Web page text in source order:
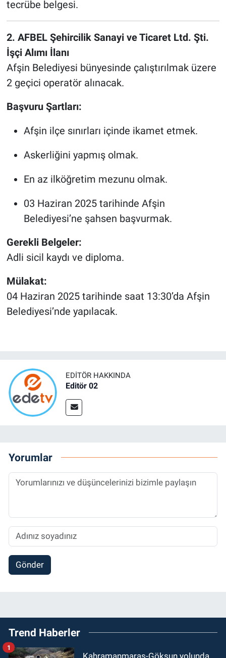
tecrübe belgesi.
2. AFBEL Şehircilik Sanayi ve Ticaret Ltd. Şti.
İşçi Alımı İlanı
Afşin Belediyesi bünyesinde çalıştırılmak üzere
2 geçici operatör alınacak.
Başvuru Şartları:
Afşin ilçe sınırları içinde ikamet etmek.
Askerliğini yapmış olmak.
En az ilköğretim mezunu olmak.
03 Haziran 2025 tarihinde Afşin
Belediyesi’ne şahsen başvurmak.
Gerekli Belgeler:
Adli sicil kaydı ve diploma.
Mülakat:
04 Haziran 2025 tarihinde saat 13:30’da Afşin
Belediyesi’nde yapılacak.
EDITÖR HAKKINDA
Editör 02
Yorumlar
Gönder
Trend Haberler
Kahramanmaraş-Göksun yolunda
1